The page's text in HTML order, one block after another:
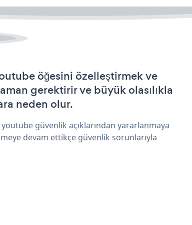
öğesini özelleştirmek ve
gerektirir ve büyük olasılıkla
neden olur.
güvenlik açıklarından yararlanmaya
devam ettikçe güvenlik sorunlarıyla